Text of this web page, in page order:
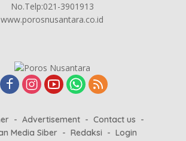
No.Telp:021-3901913
www.porosnusantara.co.id
Advertisement
Contact us
Media Siber
Redaksi Login